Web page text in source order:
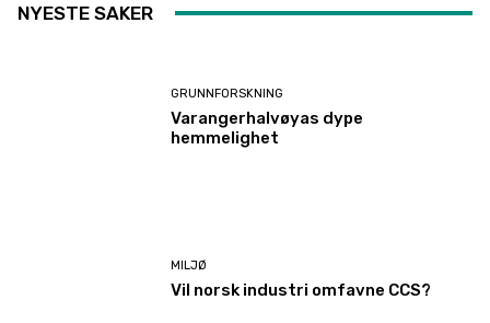
NYESTE SAKER
GRUNNFORSKNING
Varangerhalvøyas dype
hemmelighet
MILJØ
Vil norsk industri omfavne CCS?